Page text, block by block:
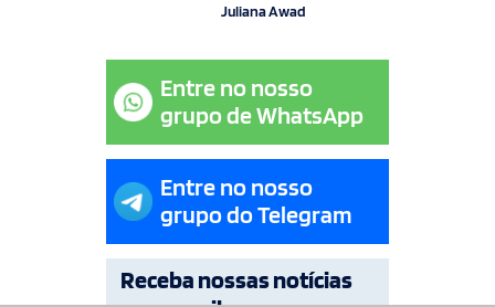
Juliana Awad
Entre no nosso
grupo de WhatsApp
Entre no nosso
grupo do Telegram
Receba nossas notícias